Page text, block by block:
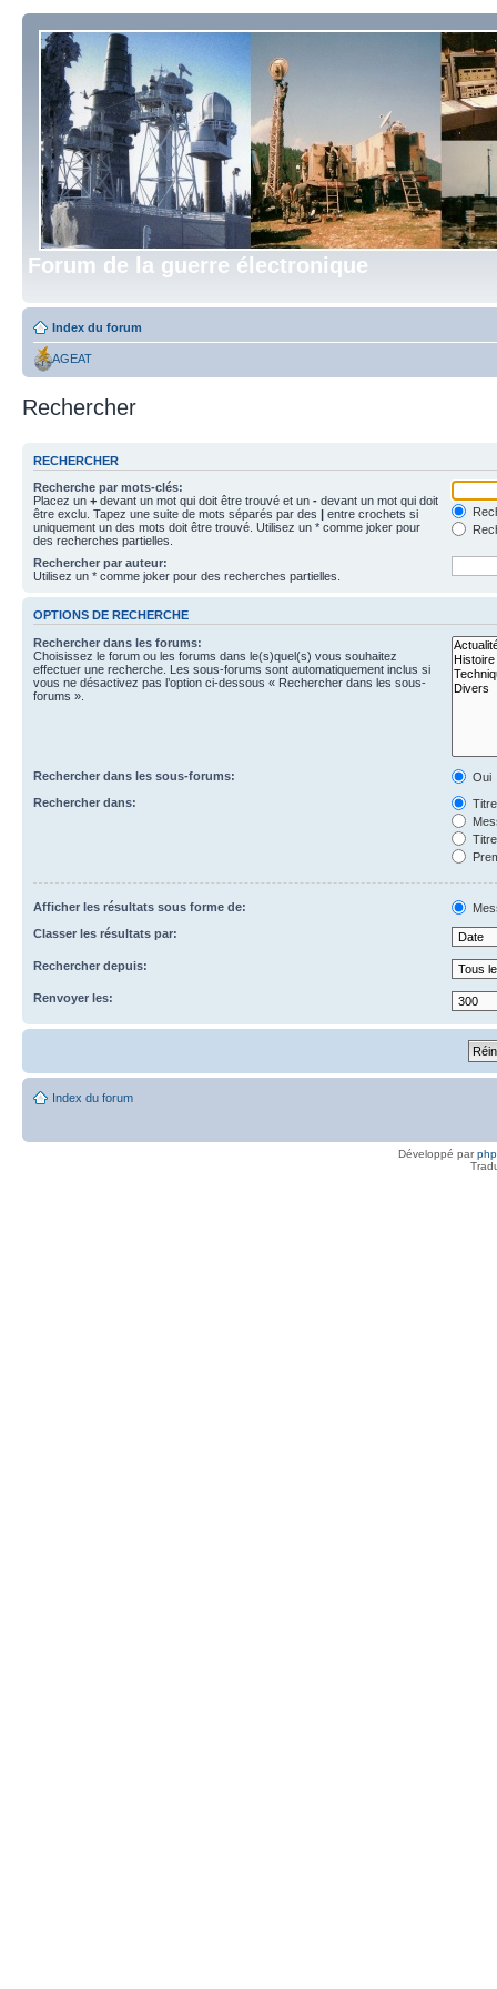
Forum de la guerre électronique
Index du forum
AGEAT
Rechercher
RECHERCHER
Recherche par mots-clés:
Placez un + devant un mot qui doit être trouvé et un - devant un mot qui doit
être exclu. Tapez une suite de mots séparés par des | entre crochets si
uniquement un des mots doit être trouvé. Utilisez un * comme joker pour
des recherches partielles.
Rechercher par auteur:
Utilisez un * comme joker pour des recherches partielles.
OPTIONS DE RECHERCHE
Rechercher dans les forums:
Choisissez le forum ou les forums dans le(s)quel(s) vous souhaitez
effectuer une recherche. Les sous-forums sont automatiquement inclus si
vous ne désactivez pas l’option ci-dessous « Rechercher dans les sous-
forums ».
Rechercher dans les sous-forums:
Oui
Rechercher dans:
Afficher les résultats sous forme de:
Classer les résultats par:
Rechercher depuis:
Renvoyer les:
Index du forum
Développé par